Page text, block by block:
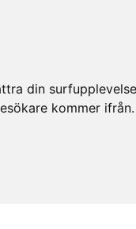
din
kommer ifrån.